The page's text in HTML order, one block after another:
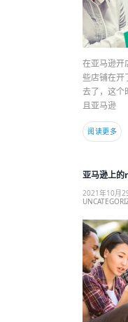
在亚马逊开
些店铺在开
去了，这个
且亚马逊
阅读更多
亚马逊上
2021年10月